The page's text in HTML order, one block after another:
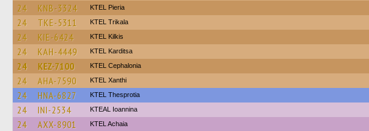
24 KNB-3324 KTEL Pieria
24 TKE-5311 ΚΤΕL Τrikala
24 KIE-6424 KTEL Kilkis
24 KAH-4449 ΚΤΕL Karditsa
24 KEZ-7100 KTEL Cephalonia
24 AHA-7590 KTEL Xanthi
24 HNA-6827 KTEL Thesprotia
24 INI-2534 KTEAL Ioannina
24 AXX-8901 KTEL Achaia